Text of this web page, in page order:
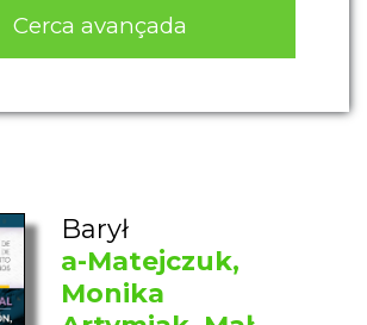
Cerca avançada
Barył
a-Matejczuk,
Monika